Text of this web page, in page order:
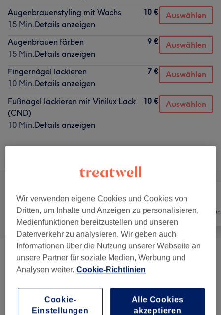
Augenbrauenstyling mit Wachs
15 Min.Details anzeigen
10 € Auswählen
Augenbrauen färben
15 Min.Details anzeigen
9 € Auswählen
Fingernägel lackieren
10 Min.Details anzeigen
7 € Auswählen
Fußnägel lackieren mit Vinilux Lack
(CND)
10 Min.Details anzeigen
10 € Auswählen
Alle Nägel
Augenbrauen & Wimpern ( 6) ab 9 €
Fusspflege (6 )
Wir verwenden eigene Cookies und Cookies von
Dritten, um Inhalte und Anzeigen zu personalisieren,
Medienfunktionen bereitzustellen und unseren
Datenverkehr zu analysieren. Wir geben auch
Informationen über die Nutzung unserer Webseite an
unsere Partner für soziale Medien, Werbung und
Analysen weiter. Cookie-Richtlinien
Cookie-
Einstellungen
Alle Cookies
akzeptieren